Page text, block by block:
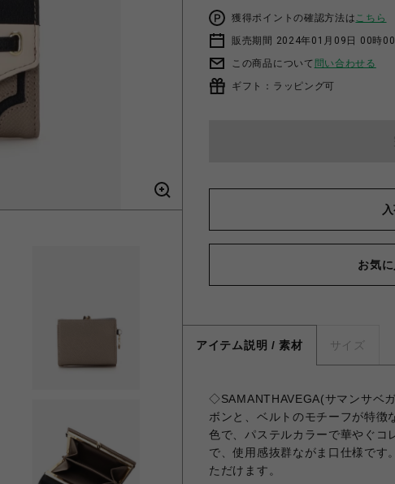
獲得ポイントの確認方法はこちら
販売期間 2024年01月09日 00時
この商品について 問い合わせる
ギフト：ラッピング可
お気
アイテム説明 / 素材 サイズ
◇SAMANTHAVEGA(サマンサベ
ボンと、ベルトのモチーフが特徴
色で、パステルカラーで華やぐコ
で、使用感抜群ながま口仕様です
ただけます。